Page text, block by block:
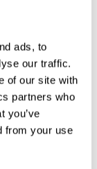
ads, to
our traffic.
of our site with
partners who
you’ve
from your use
lehed on
juba mahagi
Parim aeg
on
on